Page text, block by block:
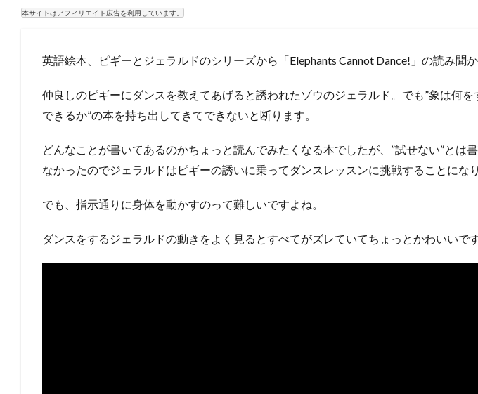
本サイトはアフィリエイト広告を利用しています。
英語絵本、ピギーとジェラルドのシリーズから「Elephants Cannot Dance!」の読み聞か
仲良しのピギーにダンスを教えてあげると誘われたゾウのジェラルド。でも”象は何を
できるか”の本を持ち出してきてできないと断ります。
どんなことが書いてあるのかちょっと読んでみたくなる本でしたが、”試せない”とは
なかったのでジェラルドはピギーの誘いに乗ってダンスレッスンに挑戦することになり
でも、指示通りに身体を動かすのって難しいですよね。
ダンスをするジェラルドの動きをよく見るとすべてがズレていてちょっとかわいいです